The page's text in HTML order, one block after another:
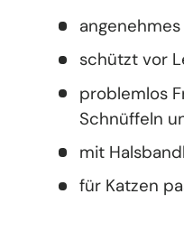
schützt vor
problemlos
Schnüffeln
mit
für Katzen